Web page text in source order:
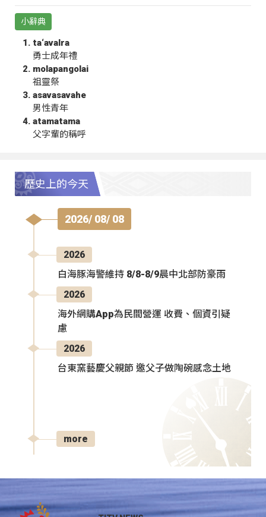
小辭典
ta‘avalra
勇士成年禮
molapangolai
祖靈祭
asavasavahe
男性青年
atamatama
父字輩的稱呼
歷史上的今天
2026/ 08/ 08
2026
白海豚海警維持 8/8-8/9晨中北部防豪雨
2026
海外網購App為民間營運 收費、個資引疑
慮
2026
台東窯藝慶父親節 邀父子做陶碗感念土地
more